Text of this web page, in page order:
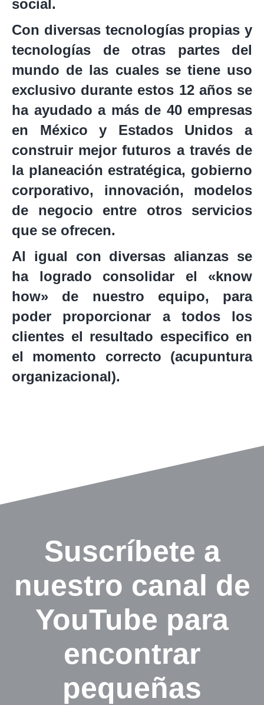
social.
Con diversas tecnologías propias y
tecnologías de otras partes del
mundo de las cuales se tiene uso
exclusivo durante estos 12 años se
ha ayudado a más de 40 empresas
en México y Estados Unidos a
construir mejor futuros a través de
la planeación estratégica, gobierno
corporativo, innovación, modelos
de negocio entre otros servicios
que se ofrecen.
Al igual con diversas alianzas se
ha logrado consolidar el «know
how» de nuestro equipo, para
poder proporcionar a todos los
clientes el resultado especifico en
el momento correcto (acupuntura
organizacional).
Suscríbete a
nuestro canal de
YouTube para
encontrar
pequeñas